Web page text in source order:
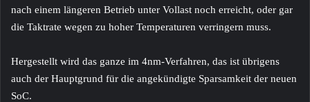
nach einem längeren Betrieb unter Vollast noch erreicht, oder gar
die Taktrate wegen zu hoher Temperaturen verringern muss.
Hergestellt wird das ganze im 4nm-Verfahren, das ist übrigens
auch der Hauptgrund für die angekündigte Sparsamkeit der neuen
SoC.